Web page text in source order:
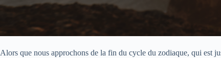
Alors que nous approchons de la fin du cycle du zodiaque, qui est